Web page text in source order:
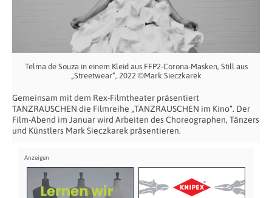
Telma de Souza in einem Kleid aus FFP2-Corona-Masken, Still aus
„Streetwear“, 2022 ©Mark Sieczkarek
Gemeinsam mit dem Rex-Filmtheater präsentiert
TANZRAUSCHEN die Filmreihe „TANZRAUSCHEN im Kino“. Der
Film-Abend im Januar wird Arbeiten des Choreographen, Tänzers
und Künstlers Mark Sieczkarek präsentieren.